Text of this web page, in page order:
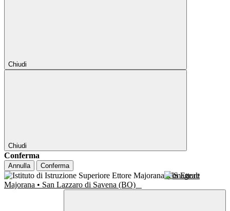
Chiudi
Chiudi
Conferma
Annulla Conferma
IIS Ettore
Majorana • San Lazzaro di Savena (BO)